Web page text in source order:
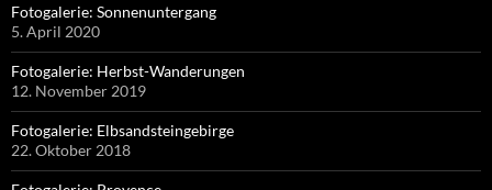
Fotogalerie: Sonnenuntergang
5. April 2020
Fotogalerie: Herbst-Wanderungen
12. November 2019
Fotogalerie: Elbsandsteingebirge
22. Oktober 2018